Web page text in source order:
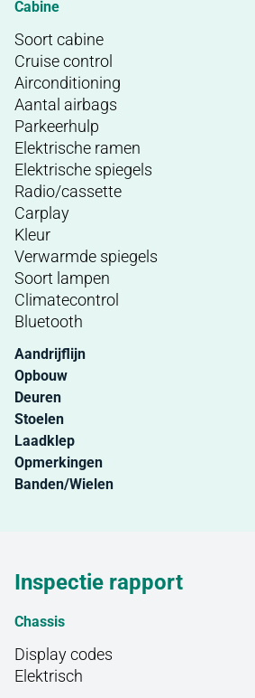
Cabine
Soort cabine
Cruise control
Airconditioning
Aantal airbags
Parkeerhulp
Elektrische ramen
Elektrische spiegels
Radio/cassette
Carplay
Kleur
Verwarmde spiegels
Soort lampen
Climatecontrol
Bluetooth
Aandrijflijn
Opbouw
Deuren
Stoelen
Laadklep
Opmerkingen
Banden/Wielen
Inspectie rapport
Chassis
Display codes
Elektrisch